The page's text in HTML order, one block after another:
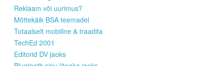
Reklaam või uurimus?
Mõttekäik BSA teemadel
Totaalselt mobiilne & traadita
TechEd 2001
Editorid DV jaoks